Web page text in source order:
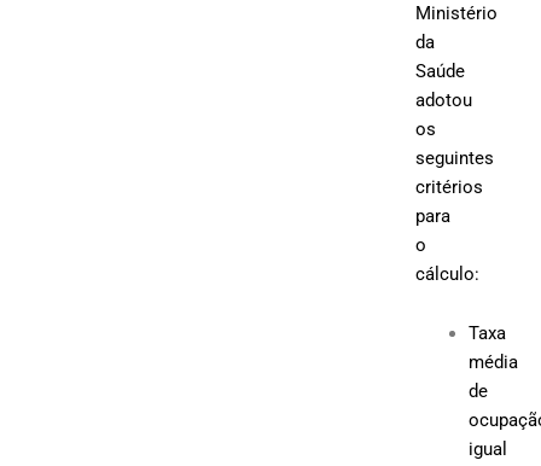
Ministério
da
Saúde
adotou
os
seguintes
critérios
para
o
cálculo:
Taxa
média
de
igual